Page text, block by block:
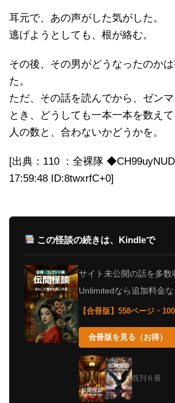
耳元で、あの声がした気がした。
逃げようとしても、根が絡む。
その後、その男がどうなったのか
た。
ただ、その話を読んでから、ゼン
とき、どうしても一本一本を数えて
人の数と、合わないかどうかを。
[出典：110 ：全裸隊
17:59:48 ID:8twxrfC+0]
この怪談の続きは、Kindleで
サイト未公開の話を多数
Unlimitedなら追加料金な
【合冊版】558ページ・
合冊版を見る（お得）
既刊６冊